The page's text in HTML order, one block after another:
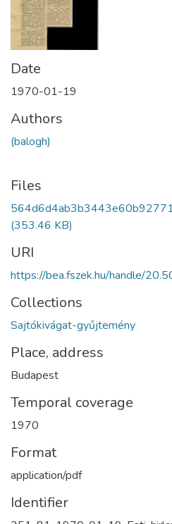
Date
1970-01-19
Authors
(balogh)
Files
(353.46 KB)
URI
https://bea.fszek.hu/handle/
Collections
Sajtókivágat-gyűjtemény
Place, address
Budapest
Temporal coverage
1970
Format
application/pdf
Identifier